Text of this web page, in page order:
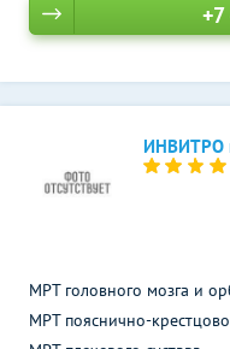
ИНВИТРО
МРТ головного мозга и
МРТ пояснично-